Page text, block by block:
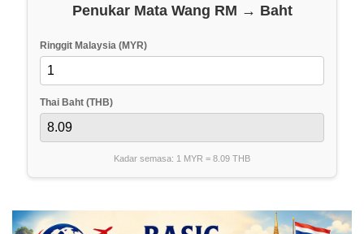
Penukar Mata Wang RM → Baht
Ringgit Malaysia (MYR)
Thai Baht (THB)
Kadar semasa: 1 MYR = 8.09 THB